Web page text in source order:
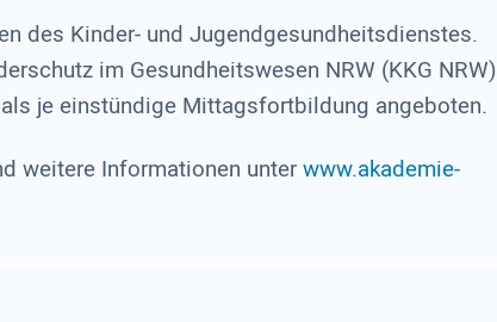
des Kinder- und Jugendgesundheitsdienstes.
im Gesundheitswesen NRW (KKG NRW)
je einstündige Mittagsfortbildung angeboten.
weitere Informationen unterwww.akademie-